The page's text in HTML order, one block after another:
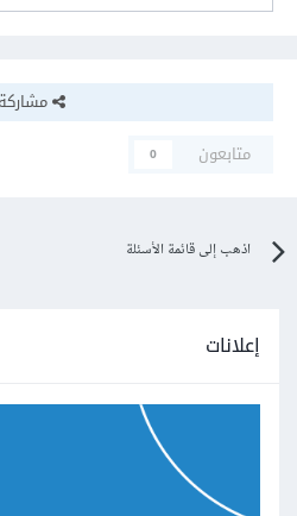
مشاركة
متابعون
0
اذهب إلى قائمة الأسئلة
إعلانات